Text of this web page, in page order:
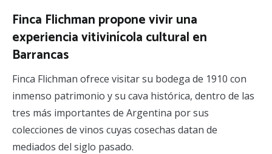
Finca Flichman propone vivir una
experiencia vitivinícola cultural en
Barrancas
Finca Flichman ofrece visitar su bodega de 1910 con
inmenso patrimonio y su cava histórica, dentro de las
tres más importantes de Argentina por sus
colecciones de vinos cuyas cosechas datan de
mediados del siglo pasado.